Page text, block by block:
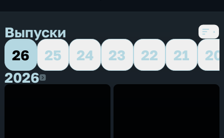
Выпуски
26
25 24 23 22 21
20
20262026